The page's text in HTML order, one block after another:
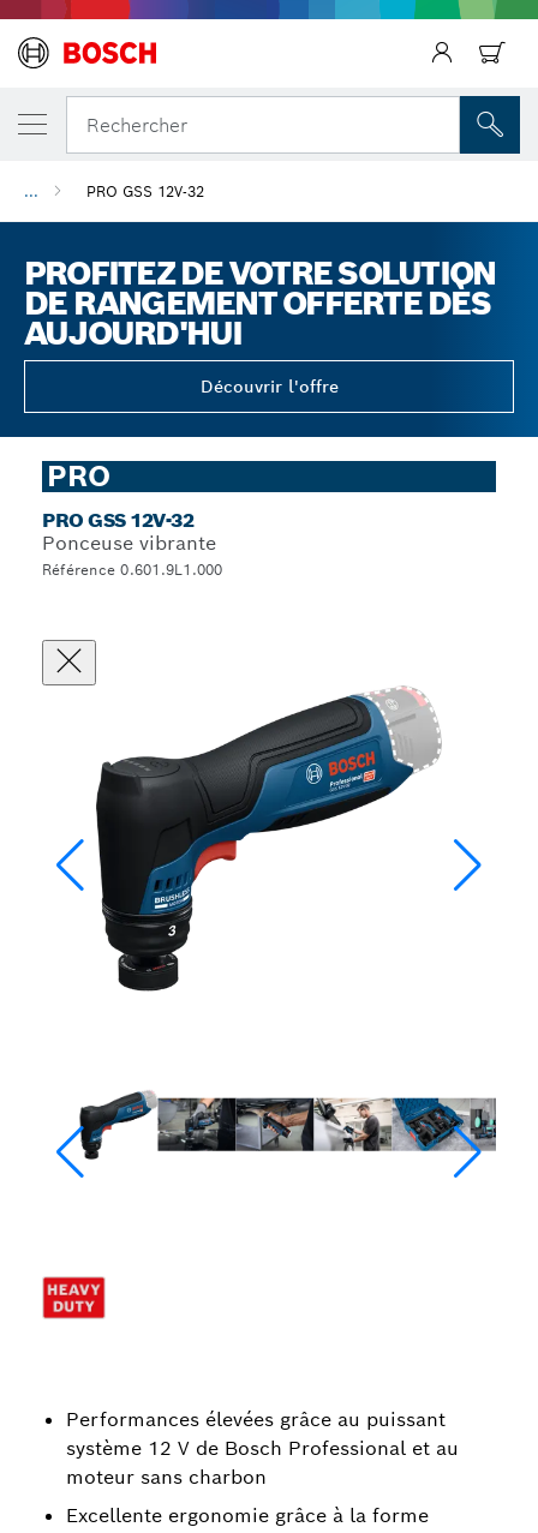
Rechercher
... PRO GSS 12V-32
PROFITEZ DE VOTRE SOLUTION
DE RANGEMENT OFFERTE DÈS
AUJOURD'HUI
Découvrir l'offre
PRO
PRO GSS 12V-32
Ponceuse vibrante
Référence 0.601.9L1.000
Performances élevées grâce au puissant
système 12 V de Bosch Professional et au
moteur sans charbon
Excellente ergonomie grâce à la forme